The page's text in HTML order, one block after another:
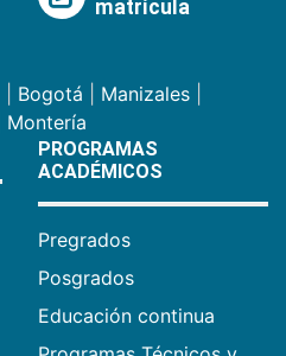
matrícula
Bogotá Manizales
Montería
PROGRAMAS
ACADÉMICOS
Pregrados
Posgrados
Educación continua